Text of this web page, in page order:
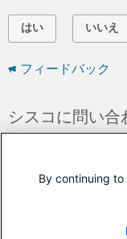
はい いいえ
フィードバック
シスコに問い合
シスコ サービス契約
By continuing